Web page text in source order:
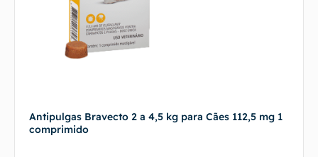
Antipulgas Bravecto 2 a 4,5 kg para Cães 112,5 mg 1
comprimido